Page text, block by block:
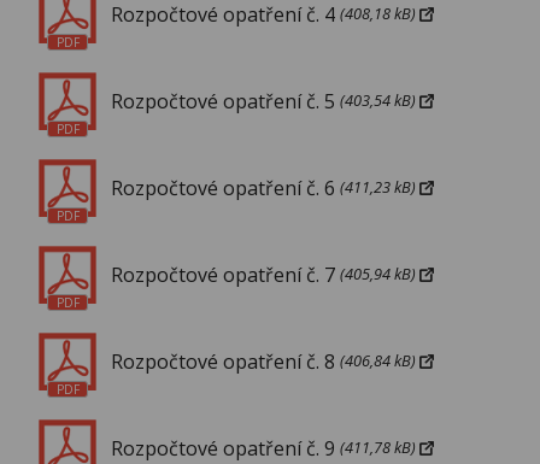
Rozpočtové opatření č. 4 (408,18 kB)
PDF
Rozpočtové opatření č. 5 (403,54 kB)
PDF
Rozpočtové opatření č. 6 (411,23 kB)
PDF
Rozpočtové opatření č. 7 (405,94 kB)
PDF
Rozpočtové opatření č. 8 (406,84 kB)
PDF
Rozpočtové opatření č. 9 (411,78 kB)